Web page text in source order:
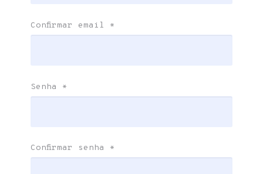
Confirmar email *
Senha *
Confirmar senha *